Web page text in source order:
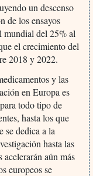
un descenso
de los ensayos
mundial del 25% al
el crecimiento del
2018 y 2022.
y las
en Europa es
todo tipo de
hasta los que
se dedica a la
hasta las
acelerarán aún más
europeos se